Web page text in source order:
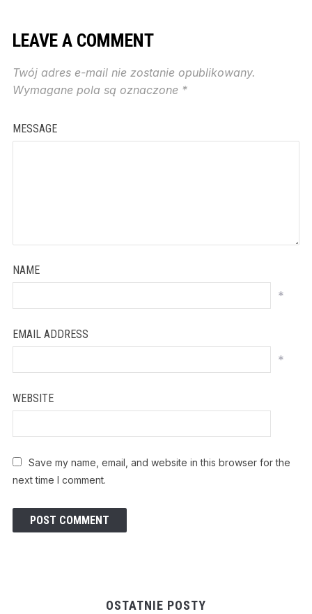
LEAVE A COMMENT
Twój adres e-mail nie zostanie opublikowany.
Wymagane pola są oznaczone *
MESSAGE
NAME
*
EMAIL ADDRESS
*
WEBSITE
Save my name, email, and website in this browser for the
next time I comment.
OSTATNIE POSTY